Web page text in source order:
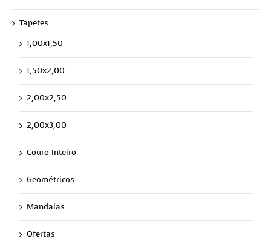
Tapetes
1,00x1,50
1,50x2,00
2,00x2,50
2,00x3,00
Couro Inteiro
Geométricos
Mandalas
Ofertas